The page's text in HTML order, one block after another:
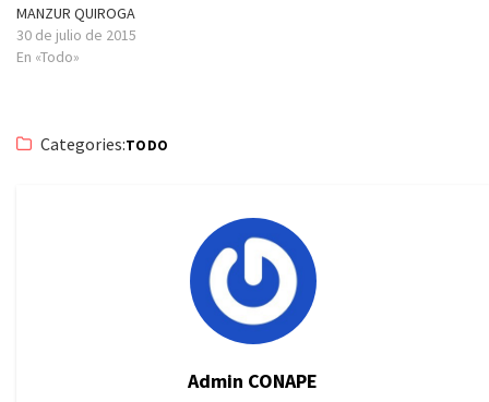
MANZUR QUIROGA
30 de julio de 2015
En «Todo»
Categories:TODO
Admin CONAPE